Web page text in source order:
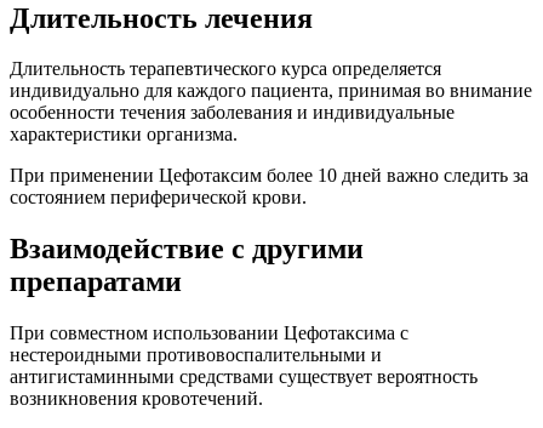
Длительность лечения
Длительность терапевтического курса определяется
индивидуально для каждого пациента, принимая во внимание
особенности течения заболевания и индивидуальные
характеристики организма.
При применении Цефотаксим более 10 дней важно следить за
состоянием периферической крови.
Взаимодействие с другими
препаратами
При совместном использовании Цефотаксима с
нестероидными противовоспалительными и
антигистаминными средствами существует вероятность
возникновения кровотечений.